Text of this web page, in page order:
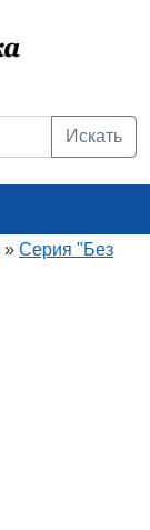
Искать
» Серия "Без